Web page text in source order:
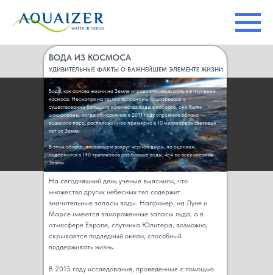
Главная → Новости → Чернильное озеро
УДИВИТЕЛЬНЫЕ ФАКТЫ О ВАЖНЕЙШЕМ ЭЛЕМЕНТЕ ЖИЗНИ
ВОДА ИЗ КОСМОСА
На сегодняшний день ученые выяснили, что
множество других небесных тел содержит
значительные запасы воды. Например, на Луне и
Марсе имеются замороженные запасы льда, а в
атмосфере Европе, спутника Юпитера, возможно,
скрывается подледный океан, способный
поддерживать жизнь.
В 2015 году исследования, проведенные с помощью
Вода, как основа жизни на Земле играет ключевую роль и в изучении
космоса. Несмотря на то, что астрономы подозревали о
существовании большого количества воды в космосе, они были
шокированы, когда обнаружили в 2011 году огромное облако
водяного пара, расположенное примерно в 10 миллиардах световых
лет от Земли.
В этом облаке, плавающем вокруг черной дыры, по оценкам,
содержится в 140 триллионов раз больше воды, чем во всех океанах
Земли.